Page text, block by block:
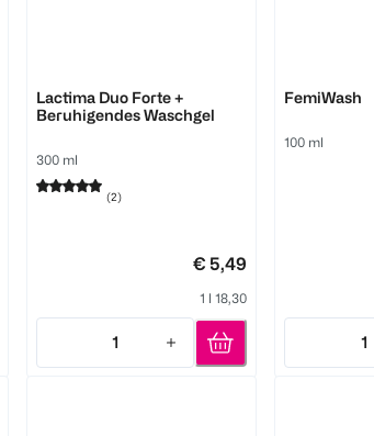
Lactima Duo Forte +
Beruhigendes Waschgel
300 ml
(2)
€ 5,49
1 l 18,30
1
Quantity: 1
FemiWash
100 ml
1
Quantity: 1